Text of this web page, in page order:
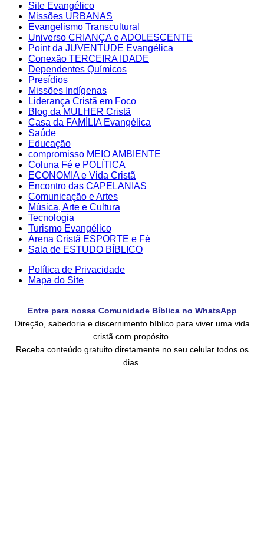
Site Evangélico
Missões URBANAS
Evangelismo Transcultural
Universo CRIANÇA e ADOLESCENTE
Point da JUVENTUDE Evangélica
Conexão TERCEIRA IDADE
Dependentes Químicos
Presídios
Missões Indígenas
Liderança Cristã em Foco
Blog da MULHER Cristã
Casa da FAMÍLIA Evangélica
Saúde
Educação
compromisso MEIO AMBIENTE
Coluna Fé e POLÍTICA
ECONOMIA e Vida Cristã
Encontro das CAPELANIAS
Comunicação e Artes
Música, Arte e Cultura
Tecnologia
Turismo Evangélico
Arena Cristã ESPORTE e Fé
Sala de ESTUDO BÍBLICO
Política de Privacidade
Mapa do Site
Entre para nossa Comunidade Bíblica no WhatsApp
Direção, sabedoria e discernimento bíblico para viver uma vida
cristã com propósito.
Receba conteúdo gratuito diretamente no seu celular todos os
dias.